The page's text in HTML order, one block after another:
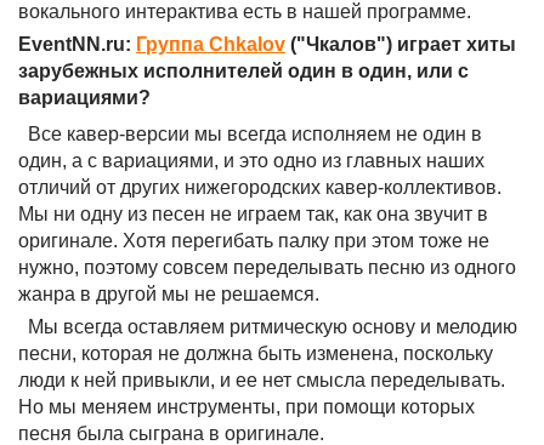
вокального интерактива есть в нашей программе.
EventNN.ru: Группа Chkalov ("Чкалов") играет хиты
зарубежных исполнителей один в один, или с
вариациями?
Все кавер-версии мы всегда исполняем не один в
один, а с вариациями, и это одно из главных наших
отличий от других нижегородских кавер-коллективов.
Мы ни одну из песен не играем так, как она звучит в
оригинале. Хотя перегибать палку при этом тоже не
нужно, поэтому совсем переделывать песню из одного
жанра в другой мы не решаемся.
Мы всегда оставляем ритмическую основу и мелодию
песни, которая не должна быть изменена, поскольку
люди к ней привыкли, и ее нет смысла переделывать.
Но мы меняем инструменты, при помощи которых
песня была сыграна в оригинале.